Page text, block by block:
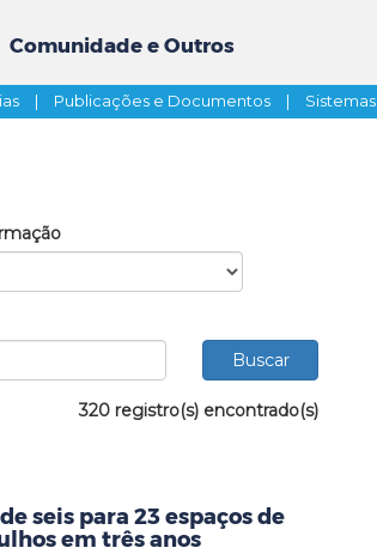
Comunidade e Outros
| Publicações e Documentos | Sistemas
320 registro(s) encontrado(s)
seis para 23 espaços de
em três anos